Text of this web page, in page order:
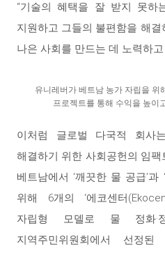
“기술의 혜택을 잘 받지 못하
지원하고 그들의 불편함을 해
나은 사회를 만드는 데 노력하
유니레버가 베트남 농가 자립을 위
프로젝트를 통해 수익을 높이
이처럼 글로벌 다국적 회사
해결하기 위한 사회공헌의 임
베트남에서 ‘깨끗한 물 공급’과
위해 6개의 ‘에코센터
자립형 모델로 물 정화·
지역주민위원회에서 선정